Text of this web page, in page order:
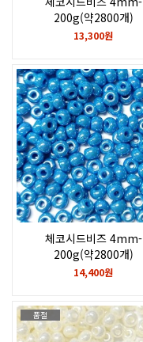
200g(약2800개)
Chalk White
13,300원
체코시드비즈 4mm-
200g(약2800개)
Turquoise, sfinx
14,400원
품절